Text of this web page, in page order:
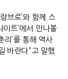
브로’와 함께 스
이트’에서 만나볼
리’를 통해 역사
바란다”고 말했